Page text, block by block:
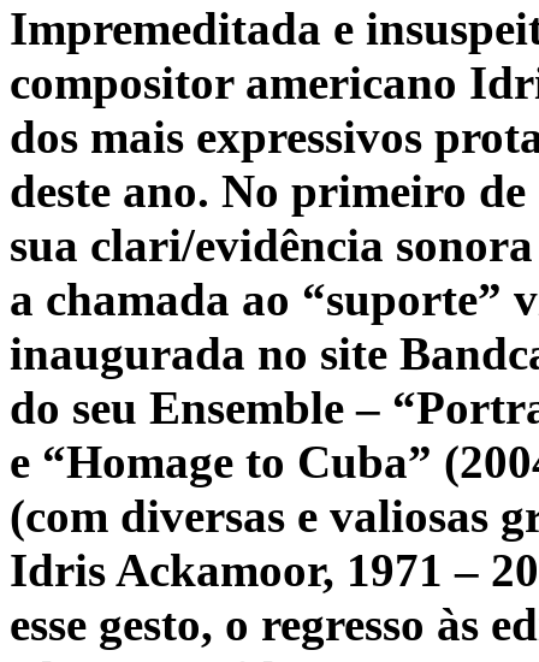
Impremeditada e
compositor americano
dos mais expressivos
deste ano. No primeiro
sua clari/evidência
a chamada ao “suporte”
inaugurada no site
do seu Ensemble –
e “Homage to Cuba”
(com diversas e valiosas
Idris Ackamoor, 1971 –
esse gesto, o regresso às